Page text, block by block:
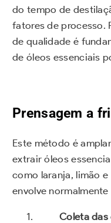
do tempo de
fatores de processo.
de qualidade é
de óleos essenciais
Prensagem a
Este método é
extrair óleos
como laranja, limão
envolve
Coleta das